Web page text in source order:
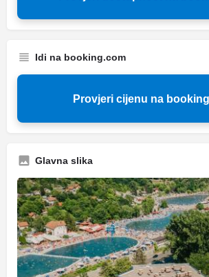
Idi na booking.com
Provjeri cijenu na
Glavna slika